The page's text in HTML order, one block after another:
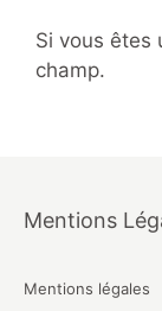
Si vous êtes
champ.
Mentions
Mentions légales